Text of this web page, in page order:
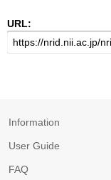
URL:
Information
User Guide
FAQ